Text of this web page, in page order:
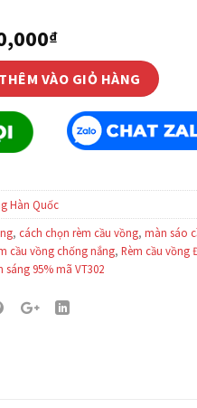
₫Giá
hiện
tại
là:
860,000₫.
THÊM VÀO GIỎ HÀNG
Hàn Quốc
,cách chọn rèm cầu vồng,màn sáo
cầu vồng chống nắng,Rèm cầu vồng
sáng 95% mã VT302